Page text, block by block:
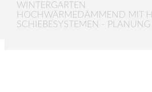
WINTERGARTEN
HOCHWÄRMEDÄMMEND MIT
SCHIEBESYSTEMEN - PLANUNG